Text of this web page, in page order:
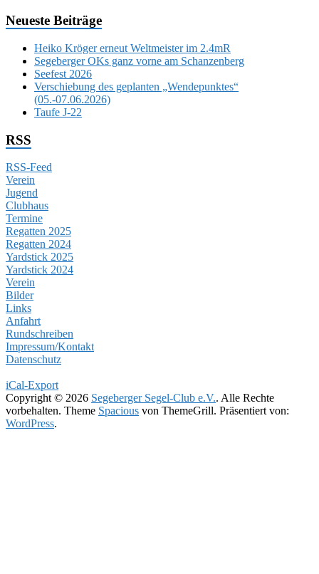
Neueste Beiträge
Heiko Kröger erneut Weltmeister im 2.4mR
Segeberger OKs ganz vorne am Schanzenberg
Seefest 2026
Verschiebung des geplanten „Wendepunktes“
(05.-07.06.2026)
Taufe J-22
RSS
RSS-Feed
Verein
Jugend
Clubhaus
Termine
Regatten 2025
Regatten 2024
Yardstick 2025
Yardstick 2024
Verein
Bilder
Links
Anfahrt
Rundschreiben
Impressum/Kontakt
Datenschutz
iCal-Export
Copyright © 2026 Segeberger Segel-Club e.V.. Alle Rechte
vorbehalten. Theme Spacious von ThemeGrill. Präsentiert von:
WordPress.